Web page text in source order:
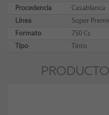
Procedencia
Casablanca
Línea
Super
Formato
750 Cc
Tipo
Tinto